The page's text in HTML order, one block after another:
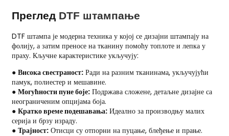
Преглед DTF штампање
DTF штампа је модерна техника у којој се дизајни штампају на
фолију, а затим преносе на тканину помоћу топлоте и лепка у
праху. Кључне карактеристике укључују:
● Висока свестраност:Ради на разним тканинама, укључујући
памук, полиестер и мешавине.
● Могућности пуне боје:Подржава сложене, детаљне дизајне са
неограниченим опцијама боја.
● Кратко време подешавања:Идеално за производњу малих
серија и брзу израду.
● Трајност:Отисци су отпорни на пуцање, блеђење и прање.